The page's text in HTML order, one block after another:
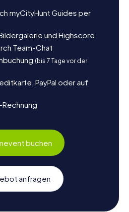
myCityHunt Guides per
und Highscore
Team-Chat
(bis 7 Tage vor der
PayPal oder auf
buchen
anfragen